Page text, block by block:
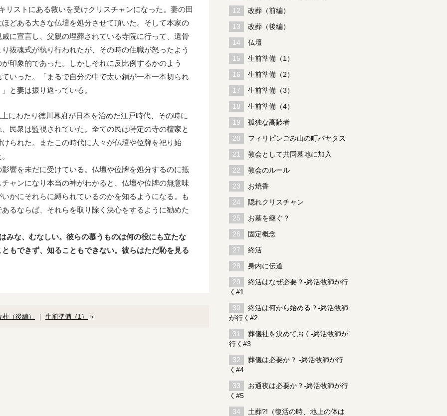
リストにある救いを受けクリスチャンになった。妻の田
どある大きな仏壇を処分させて頂いた。そして本家の
に宣言し、父親の埋葬されている寺院に行って、遺骨
抜魂式が執り行われたが、その時の住職が怒ったよう
印象的であった。しかしそれに反比例するかのよう
いった。「まるで自分の中で太い鎖が一本一本切られ
と妻は振り返っている。
にわたり徳川幕府が日本を治めた江戸時代、その時に
民衆は監視されていた。全ての民は特定の寺の檀家と
られた。またこの時代に人々が仏壇や位牌を祀り始
響を未だに受けている。仏壇や位牌を処分するのに抵
ャンになり本当の神がわかると、仏壇や位牌の無意味
かにそれらに縛られているのかを知るようになる。も
るならば、それらを取り除く決心をするように勧めた
みな、むなしい。彼らの慕うものは何の役にも立たな
もできず、知ることもできない。彼らはただ恥を見る
葬（後編） ｜ 生前準備（1） »
改葬（前編）
改葬（後編）
仏壇
生前準備（1）
生前準備（2）
生前準備（3）
生前準備（4）
孤独な高齢者
フィリピンごみ山の町パヤタス
教会として共同墓地に加入
教会のルール
お焼香
隠れクリスチャン
お墓を継ぐ？
固定概念
終活
身内に伝道
終活はなぜ必要？-終活牧師が行
く#1
終活は何から始める？-終活牧師
が行く#2
葬儀社を決めておく-終活牧師が
行く#3
葬儀は必要か？ -終活牧師が行
く#4
お通夜は必要か？-終活牧師が行
く#5
土葬?!（復活の時、地上の体は